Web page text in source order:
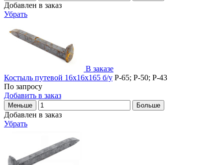
Добавлен в заказ
Убрать
В заказе
Костыль путевой 16х16х165 б/у P-65; P-50; Р-43
По запросу
Добавить в заказ
Меньше Больше
Добавлен в заказ
Убрать